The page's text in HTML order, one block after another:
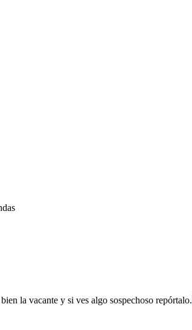
la vacante y si ves algo sospechoso repórtalo.